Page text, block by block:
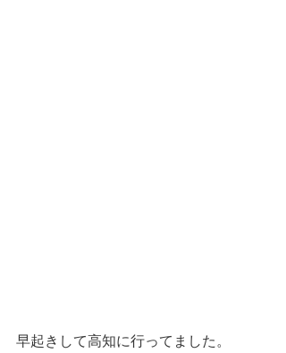
早起きして高知に行ってました。